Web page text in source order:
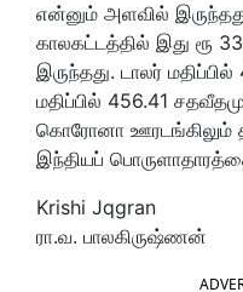
என்னும் அளவில்
காலகட்டத்தில் இது ரூ
இருந்தது. டாலர்
மதிப்பில் 456.41
கொரோனா ஊரடங்கிலும்
இந்தியப்
Krishi Jqgran
ரா.வ. பாலகிருஷ்ணன்